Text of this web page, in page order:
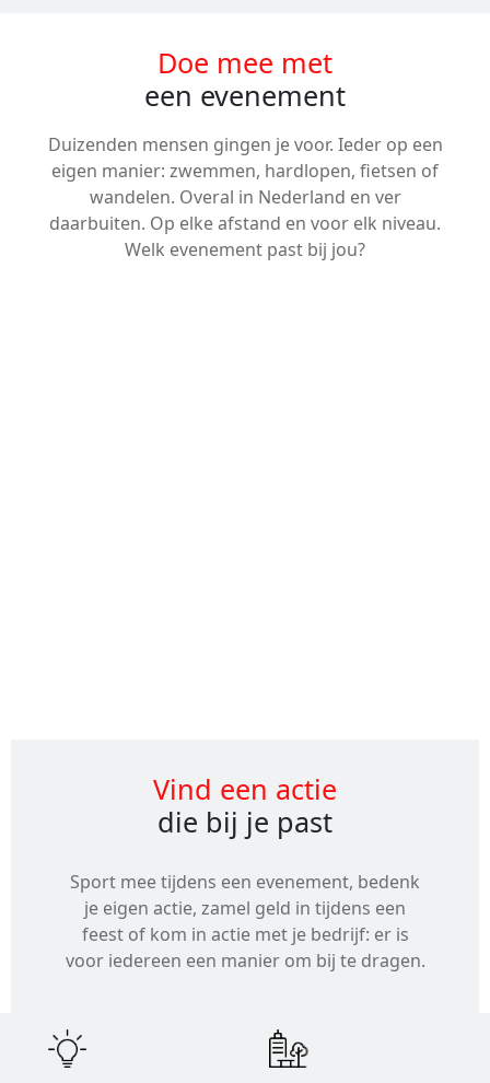
Doe mee met
een evenement
Duizenden mensen gingen je voor. Ieder op een
eigen manier: zwemmen, hardlopen, fietsen of
wandelen. Overal in Nederland en ver
daarbuiten. Op elke afstand en voor elk niveau.
Welk evenement past bij jou?
Vind een actie
die bij je past
Sport mee tijdens een evenement, bedenk
je eigen actie, zamel geld in tijdens een
feest of kom in actie met je bedrijf: er is
voor iedereen een manier om bij te dragen.